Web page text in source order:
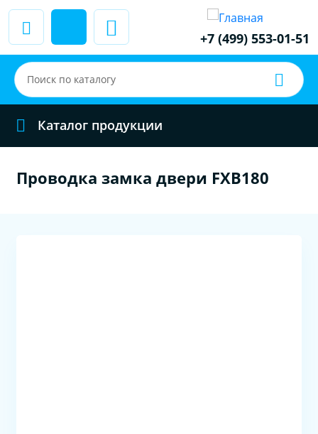
+7 (499) 553-01-51
Каталог продукции
Проводка замка двери FXB180